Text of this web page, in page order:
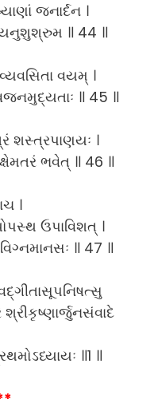
જનાર્દન ।
॥ 44 ॥
વયમ્ ।
॥ 45 ॥
શસ્ત્રપાણયઃ ।
ભવેત્ ॥ 46 ॥
।
ઉપાવિશત્ ।
॥ 47 ॥
॥1 ॥